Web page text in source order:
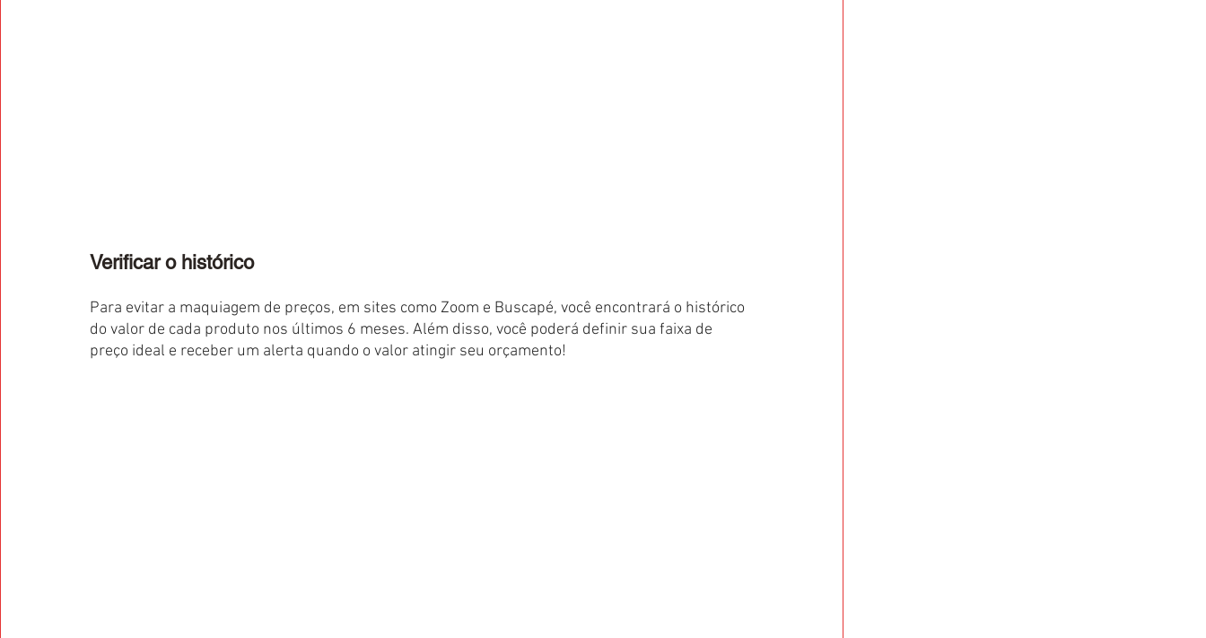
Verificar o histórico
Para evitar a maquiagem de preços, em sites como Zoom e Buscapé, você encontrará o histórico
do valor de cada produto nos últimos 6 meses. Além disso, você poderá definir sua faixa de
preço ideal e receber um alerta quando o valor atingir seu orçamento!